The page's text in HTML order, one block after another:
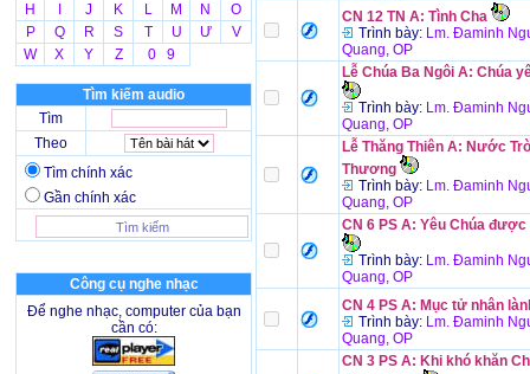
H
J K L M N
O
P
Q R S T U Ư
V
W
X Y Z 0 9
Tìm kiếm audio
Tìm
Theo
Tìm chính xác
Gần chính xác
Công cụ nghe nhạc
Để nghe nhạc, computer của bạn
cần có:
CN 12 TN A: Tình Cha
Trình bày: Lm. Đaminh
Quang, OP
Lễ Chúa Ba Ngôi A: Chúa
Trình bày: Lm. Đaminh
Quang, OP
Lễ Thăng Thiên A: Nước
Thương
Trình bày: Lm. Đaminh
Quang, OP
CN 6 PS A: Yêu Chúa được
Trình bày: Lm. Đaminh
Quang, OP
CN 4 PS A: Mục tử nhân
Trình bày: Lm. Đaminh
Quang, OP
CN 3 PS A: Khi khó khăn